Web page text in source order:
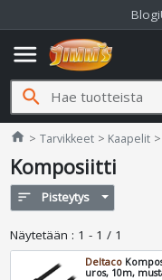
Blogi
menu
search
home Jimms.fi
Tarvikkeet Kaapelit
Komposiitti
sort Pisteytys
Näytetään : 1 - 1 / 1
Deltaco
uros, 10m,